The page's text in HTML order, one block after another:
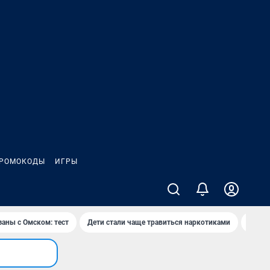
ИГРЫ
с Омском: тест Дети стали чаще травиться наркотиками